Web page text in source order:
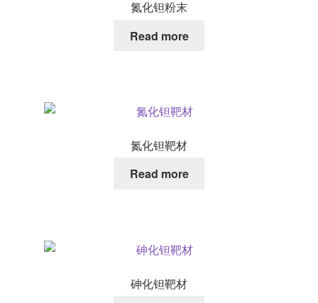
氮化钽粉末
Read more
氮化钽靶材
Read more
砷化钽靶材